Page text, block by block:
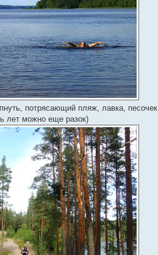
потрясающий пляж, лавка,
лет можно еще разок)